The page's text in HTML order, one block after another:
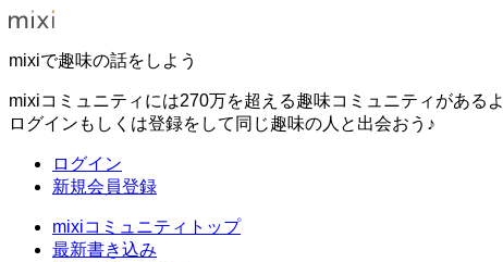
mixiで趣味の話をしよう
mixiコミュニティには270万を超える趣味コミュニティがあるよ
ログインもしくは登録をして同じ趣味の人と出会おう♪
ログイン
新規会員登録
mixiコミュニティトップ
最新書き込み